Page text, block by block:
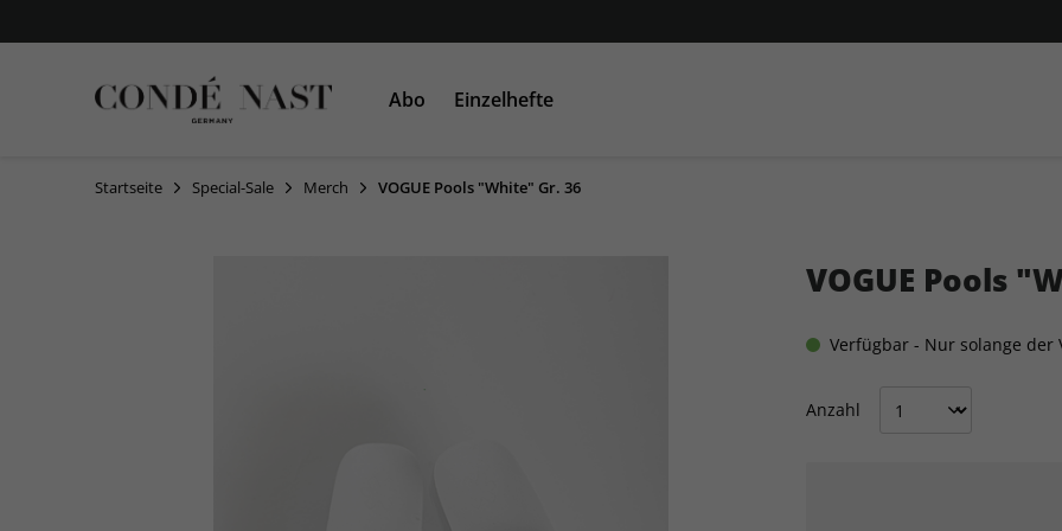
Abo Einzelhefte
Startseite Special-Sale Merch VOGUE Pools "White" Gr. 36
VOGUE Pools
Verfügbar - Nur solange der
Anzahl